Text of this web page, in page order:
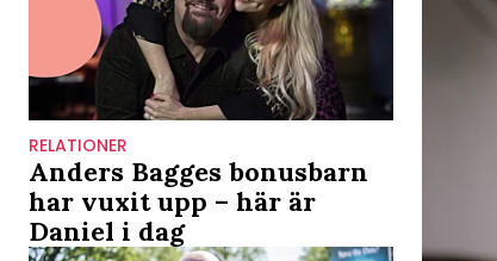
RELATIONER
Anders Bagges bonusbarn
har vuxit upp – här är
Daniel i dag